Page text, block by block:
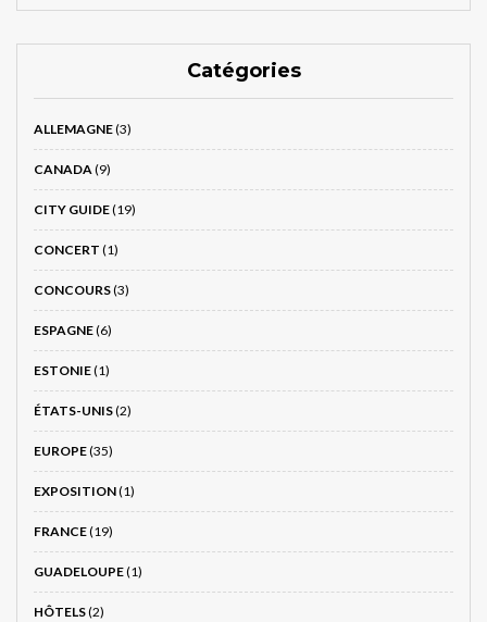
Catégories
ALLEMAGNE(3)
CANADA (9)
CITY GUIDE(19)
CONCERT (1)
CONCOURS(3)
ESPAGNE(6)
ESTONIE(1)
ÉTATS-UNIS(2)
EUROPE(35)
EXPOSITION(1)
FRANCE(19)
GUADELOUPE(1)
HÔTELS(2)